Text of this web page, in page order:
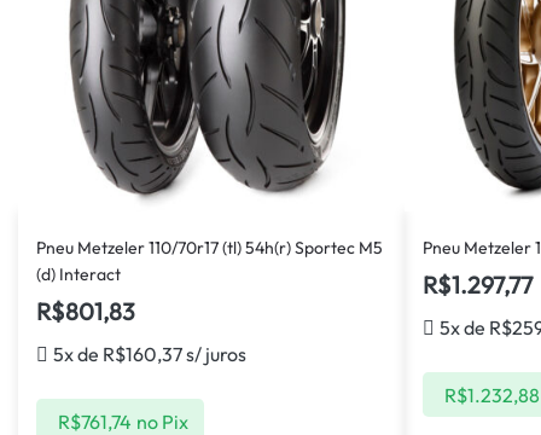
Pneu Metzeler 110/70r17 (tl) 54h(r) Sportec M5
(d) Interact
R$801,83
5x de R$160,37s/ juros
R$761,74 no Pix
Pneu Metzeler
R$1.297,77
5x de R$
R$1.232,88